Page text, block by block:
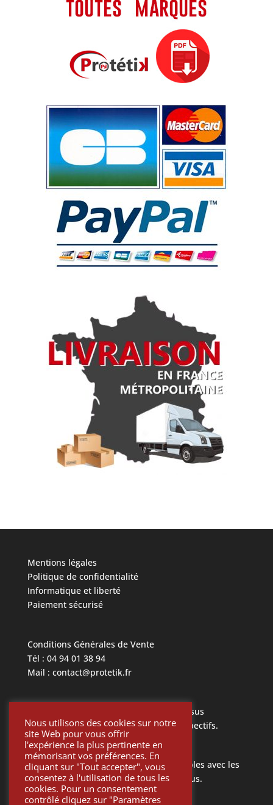
Mentions légales
Politique de confidentialité
Informatique et liberté
Paiement sécurisé
Conditions Générales de Vente
Tél : 04 94 01 38 94
Mail : contact@protetik.fr
Toutes les marques mentionnées ci dessus
appartiennent à leurs propriétaires respectifs.
Toutes les pièces Protétik sont compatibles avec les
différents systèmes mentionnés ci-dessus.
Nous utilisons des cookies sur notre
site Web pour vous offrir
l'expérience la plus pertinente en
mémorisant vos préférences. En
cliquant sur "Tout accepter", vous
consentez à l'utilisation de tous les
cookies. Pour un consentement
contrôlé cliquez sur "Paramètres